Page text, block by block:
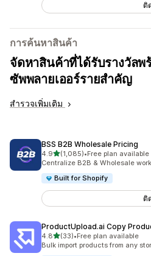
ติ
การค้นหาสินค้า
จัดหาสินค้าที่ได้รับรางวัลพ
ซัพพลายเออร์รายสำคัญ
สำรวจเพิ่มเติม
BSS B2B Wholesale Pricing
4.9เต็ม 5 ดาว
(1,085)
ทั้งหมด 1085 รีวิว
•Free plan available
Centralize B2B & Wholesale
Built for Shopify
ติ
ProductUpload.ai Copy
4.8เต็ม 5 ดาว
(33)
ทั้งหมด 33 รีวิว
•Free plan available
Bulk import products from any